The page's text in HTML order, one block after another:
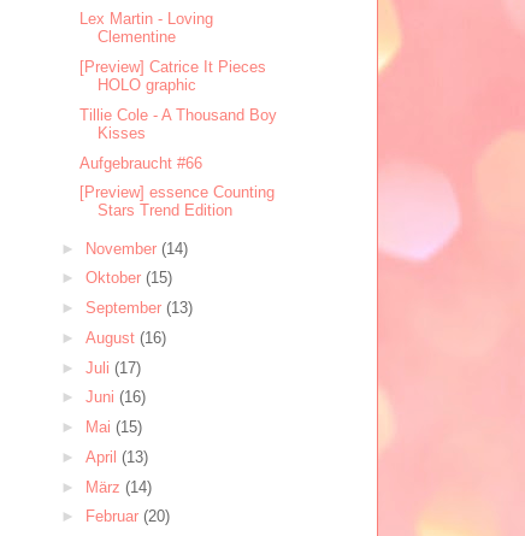
Lex Martin - Loving
Clementine
[Preview] Catrice It Pieces
HOLO graphic
Tillie Cole - A Thousand Boy
Kisses
Aufgebraucht #66
[Preview] essence Counting
Stars Trend Edition
► November (14)
► Oktober (15)
► September (13)
► August (16)
► Juli (17)
► Juni (16)
►
Mai (15)
► April (13)
► März (14)
►
Februar (20)